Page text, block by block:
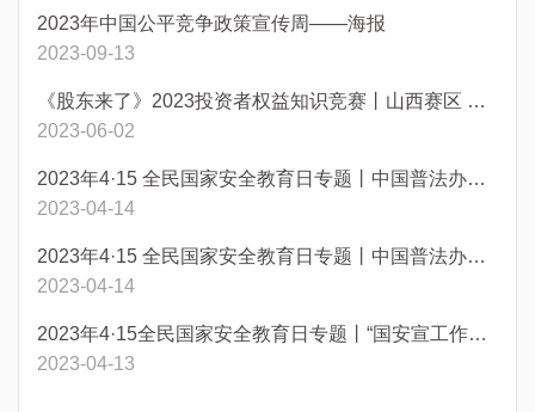
2023年中国公平竞争政策宣传周——海报
2023-09-13
《股东来了》2023投资者权益知识竞赛丨山西赛区 邀您参赛！
2023-06-02
2023年4·15 全民国家安全教育日专题丨中国普法办宣传挂图二
2023-04-14
2023年4·15 全民国家安全教育日专题丨中国普法办宣传挂图一
2023-04-14
2023年4·15全民国家安全教育日专题丨“国安宣工作室”官宣海报
2023-04-13